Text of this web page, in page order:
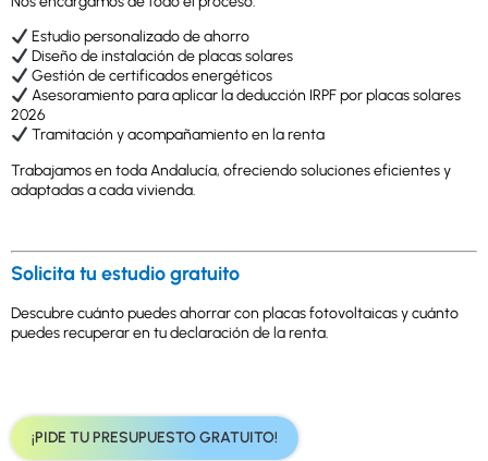
Estudio personalizado de ahorro
Diseño de instalación de placas solares
Gestión de certificados energéticos
Asesoramiento para aplicar la deducción IRPF por placas solares
2026
Tramitación y acompañamiento en la renta
Trabajamos en toda Andalucía, ofreciendo soluciones eficientes y
adaptadas a cada vivienda.
Solicita tu estudio gratuito
Descubre cuánto puedes ahorrar con placas fotovoltaicas y cuánto
puedes recuperar en tu declaración de la renta.
¡PIDE TU PRESUPUESTO GRATUITO!